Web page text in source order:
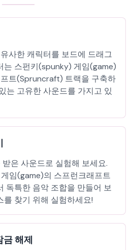
사한 캐릭터를 보드에 드래그
는 스펀키(spunky) 게임(game)
트(Spruncraft) 트랙을 구축하
는 고유한 사운드를 가지고 있
은 사운드로 실험해 보세요.
임(game)의 스프런크래프트
독특한 음악 조합을 만들어 보
를 찾기 위해 실험하세요!
금 해제